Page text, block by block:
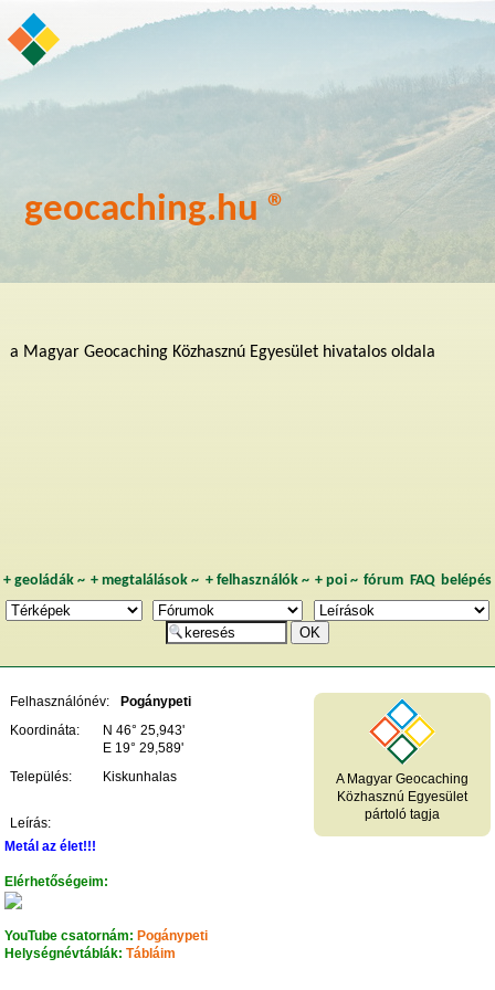
geocaching.hu ®
a Magyar Geocaching Közhasznú Egyesület hivatalos oldala
+ geoládák~ +megtalálások ~ + felhasználók~ + poi~ fórum FAQ belépés
A Magyar Geocaching
Közhasznú Egyesület
pártoló tagja
Felhasználónév:
Pogánypeti
Koordináta:
N 46° 25,943'
E 19° 29,589'
Település:
Kiskunhalas
Leírás:
Metál az élet!!!
Elérhetőségeim:
YouTube csatornám: Pogánypeti
Helységnévtáblák: Tábláim